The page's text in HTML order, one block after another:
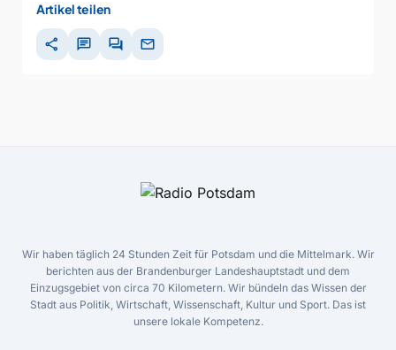
Artikel teilen
share chat forum mail
Wir haben täglich 24 Stunden Zeit für Potsdam und die Mittelmark. Wir
berichten aus der Brandenburger Landeshauptstadt und dem
Einzugsgebiet von circa 70 Kilometern. Wir bündeln das Wissen der
Stadt aus Politik, Wirtschaft, Wissenschaft, Kultur und Sport. Das ist
unsere lokale Kompetenz.